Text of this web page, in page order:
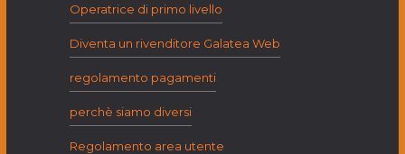
Operatrice di primo livello
Diventa un rivenditore Galatea Web
regolamento pagamenti
perchè siamo diversi
Regolamento area utente